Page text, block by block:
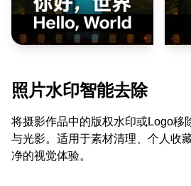
照片水印智能去除
将摄影作品中的版权水印或Logo移
与光影。适用于素材清理、个人收
净的视觉体验。